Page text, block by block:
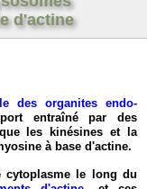
d'actine
des organites endo-
entraîné par des
les kinésines et la
à base d'actine.
cytoplasme le long du